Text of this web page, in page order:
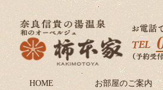
HOME お部屋のご案内